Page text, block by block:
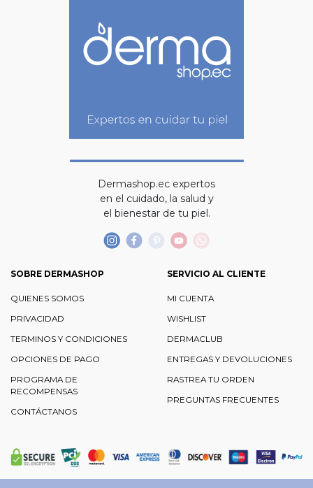
Dermashop.ec expertos
en el cuidado, la salud y
el bienestar de tu piel.
SOBRE DERMASHOP
QUIENES SOMOS
PRIVACIDAD
TERMINOS Y CONDICIONES
OPCIONES DE PAGO
PROGRAMA DE
RECOMPENSAS
CONTÁCTANOS
SERVICIO AL CLIENTE
MI CUENTA
WISHLIST
DERMACLUB
ENTREGAS Y DEVOLUCIONES
RASTREA TU ORDEN
PREGUNTAS FRECUENTES